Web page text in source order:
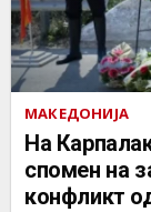
МАКЕДОНИЈА
На
спомен на
конфликт